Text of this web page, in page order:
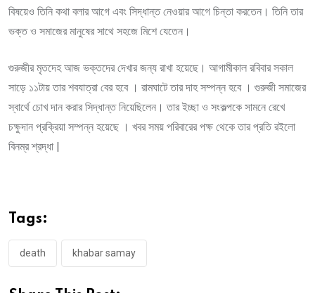
বিষয়েও তিনি কথা বলার আগে এবং সিদ্ধান্ত নেওয়ার আগে চিন্তা করতেন। তিনি তার
ভক্ত ও সমাজের মানুষের সাথে সহজে মিশে যেতেন।
গুরুজীর মৃতদেহ আজ ভক্তদের দেখার জন্য রাখা হয়েছে। আগামীকাল রবিবার সকাল
সাড়ে ১১টায় তার শবযাত্রা বের হবে । রামঘাটে তার দাহ সম্পন্ন হবে । গুরুজী সমাজের
স্বার্থে চোখ দান করার সিদ্ধান্ত নিয়েছিলেন। তার ইচ্ছা ও সংকল্পকে সামনে রেখে
চক্ষুদান প্রক্রিয়া সম্পন্ন হয়েছে । খবর সময় পরিবারের পক্ষ থেকে তার প্রতি রইলো
বিনম্র শ্রদ্ধা |
Tags:
death khabar samay